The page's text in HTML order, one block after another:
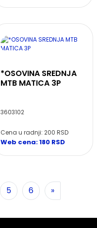
*OSOVINA SREDNJA
MTB MATICA 3P
3603102
Cena u radnji: 200 RSD
Web cena: 180 RSD
5 6 »Sledeća